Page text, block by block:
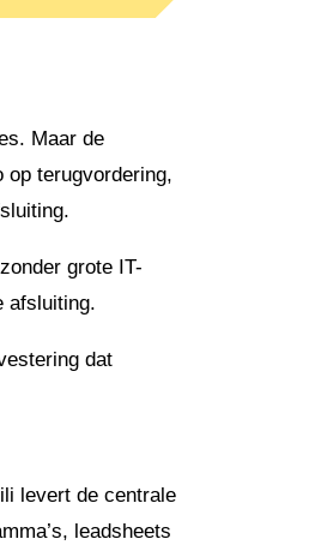
Maar de
terugvordering,
grote IT-
afsluiting.
dat
levert de centrale
leadsheets